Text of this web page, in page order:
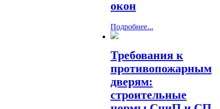
окон
Подробнее...
Требования к
противопожарным
дверям:
строительные